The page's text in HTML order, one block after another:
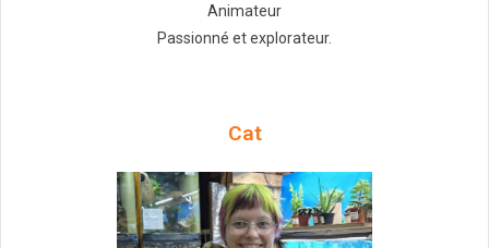
Animateur
Passionné et explorateur.
Cat